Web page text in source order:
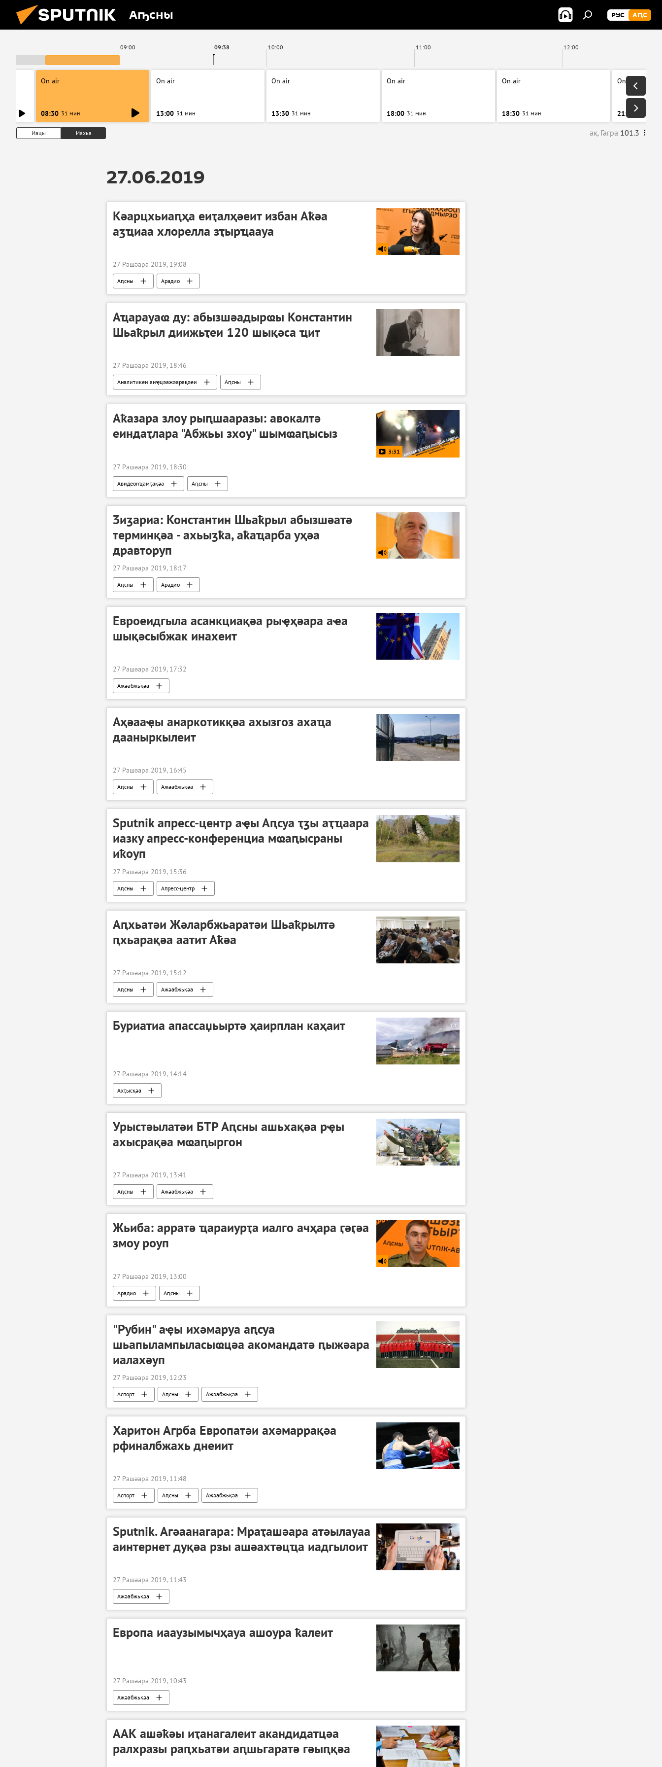
Аҧсны РУС АԤС
09:00 10:00 11:00 12:00
09:38
On air
08:30 31 мин
On air
13:00 31 мин
On air
13:30 31 мин
On air
18:00 31 мин
On air
18:30 31 мин
On air
21:00
Иацы Иахьа ақ. Гагра 101.3
27.06.2019
Кәарцхьиаԥҳа еиҭалҳәеит избан Аҟәа
аӡҵиаа хлорелла зҭырҵаауа
27 Рашәара 2019, 19:08
Аԥсны Арадио
Аҵарауаҩ ду: абызшәадырҩы Константин
Шьаҟрыл диижьҭеи 120 шықәса ҵит
27 Рашәара 2019, 18:46
Аналитикеи аиҿцәажәарақәеи Аԥсны
Аҟазара злоу рыԥшааразы: авокалтә
еиндаҭлара "Абжьы зхоу" шымҩаԥысыз
3:31
27 Рашәара 2019, 18:30
Авидеонҵамҭақәа Аԥсны
Ӡиӡариа: Константин Шьаҟрыл абызшәатә
терминқәа - ахьыӡҟа, аҟаҵарба уҳәа
дравторуп
27 Рашәара 2019, 18:17
Аԥсны Арадио
Евроеидгыла асанкциақәа рыҿҳәара аҽа
шықәсыбжак инахеит
27 Рашәара 2019, 17:32
Ажәабжьқәа
Аҳәааҿы анаркотикқәа ахызгоз ахаҵа
дааныркылеит
27 Рашәара 2019, 16:45
Аԥсны Ажәабжьқәа
Sputnik апресс-центр аҿы Аԥсуа ҭӡы аҭҵаара
иазку апресс-конференциа мҩаԥысраны
иҟоуп
27 Рашәара 2019, 15:36
Аԥсны Апресс-центр
Аԥхьатәи Жәларбжьаратәи Шьаҟрылтә
ԥхьарақәа аатит Аҟәа
27 Рашәара 2019, 15:12
Аԥсны Ажәабжьқәа
Буриатиа апассаџьыртә ҳаирплан каҳаит
27 Рашәара 2019, 14:14
Ахҭысқәа
Урыстәылатәи БТР Аԥсны ашьхақәа рҿы
ахысрақәа мҩаԥыргон
27 Рашәара 2019, 13:41
Аԥсны Ажәабжьқәа
Жьиба: арратә ҵараиурҭа иалго ачҳара ӷәӷәа
змоу роуп
27 Рашәара 2019, 13:00
Арадио Аԥсны
"Рубин" аҿы ихәмаруа аԥсуа
шьапылампыласыҩцәа акомандатә ԥыжәара
иалахәуп
27 Рашәара 2019, 12:23
Аспорт Аԥсны Ажәабжьқәа
Харитон Агрба Европатәи ахәмаррақәа
рфиналбжахь днеиит
27 Рашәара 2019, 11:48
Аспорт Аԥсны Ажәабжьқәа
Sputnik. Агәаанагара: Мраҭашәара атәылауаа
аинтернет дуқәа рзы ашәахтәцҵа иадгылоит
27 Рашәара 2019, 11:43
Ажәабжьқәа
Европа иааузымычҳауа ашоура ҟалеит
27 Рашәара 2019, 10:43
Ажәабжьқәа
ААК ашәҟәы иҭанагалеит акандидатцәа
ралхразы раԥхьатәи аԥшьгаратә гәыԥқәа